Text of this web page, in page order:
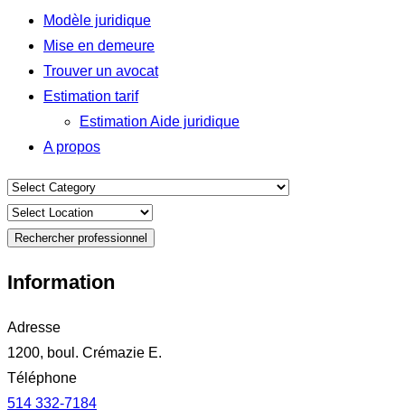
Modèle juridique
Mise en demeure
Trouver un avocat
Estimation tarif
Estimation Aide juridique
A propos
Rechercher professionnel
Information
Adresse
1200, boul. Crémazie E.
Téléphone
514 332-7184